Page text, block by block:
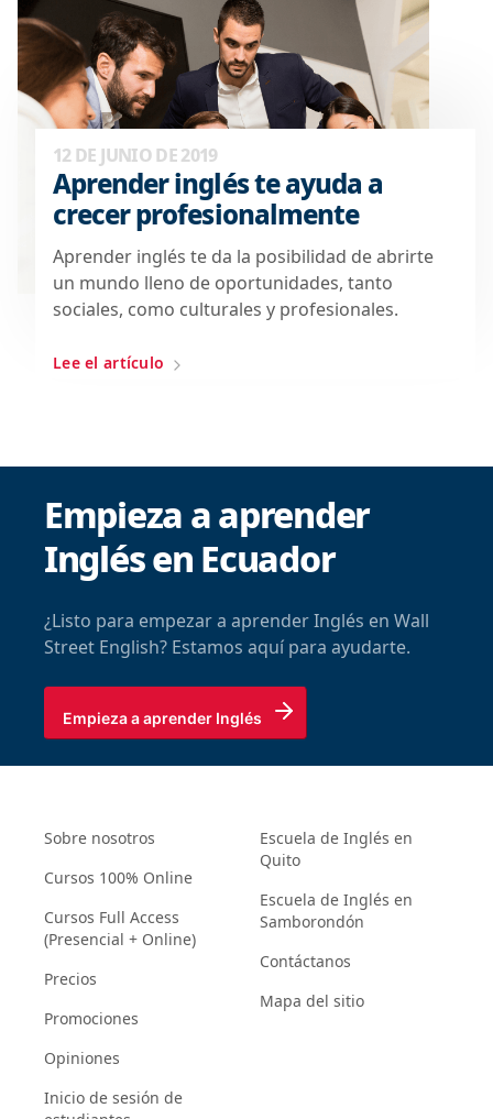
12 DE JUNIO DE 2019
Aprender inglés te ayuda a
crecer profesionalmente
Aprender inglés te da la posibilidad de abrirte
un mundo lleno de oportunidades, tanto
sociales, como culturales y profesionales.
Lee el artículo
Empieza a aprender
Inglés en Ecuador
¿Listo para empezar a aprender Inglés en Wall
Street English? Estamos aquí para ayudarte.
Empieza a aprender Inglés
Sobre nosotros
Cursos 100% Online
Cursos Full Access
(Presencial + Online)
Precios
Promociones
Opiniones
Inicio de sesión de
Escuela de Inglés en
Quito
Escuela de Inglés en
Samborondón
Contáctanos
Mapa del sitio